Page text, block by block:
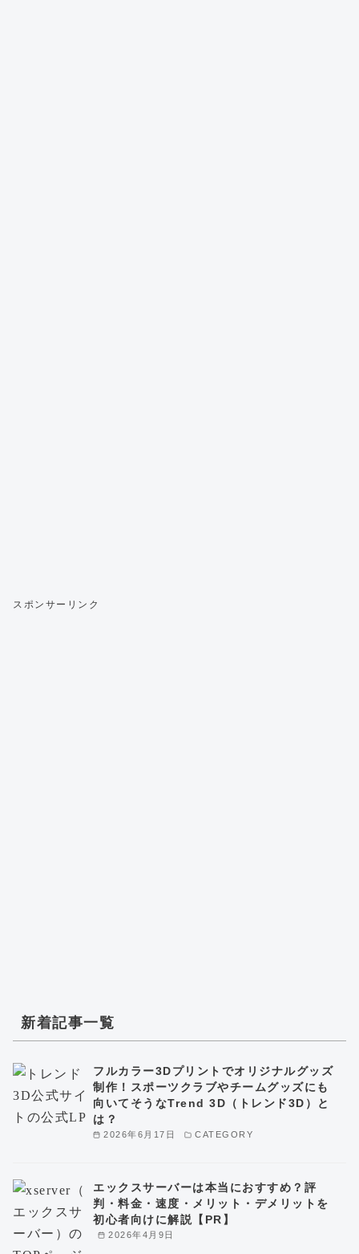
スポンサーリンク
新着記事一覧
2026年6月17日 CATEGORY
フルカラー3Dプリントでオリジナルグッズ
制作！スポーツクラブやチームグッズにも
向いてそうなTrend 3D（トレンド3D）と
は？
2026年4月9日
エックスサーバーは本当におすすめ？評
判・料金・速度・メリット・デメリットを
初心者向けに解説【PR】